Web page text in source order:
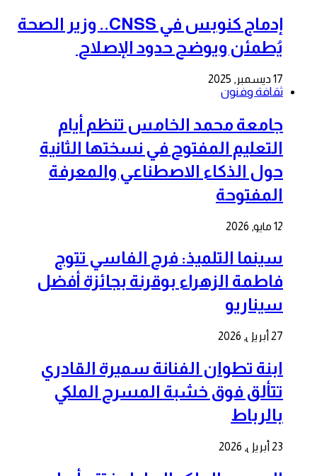
إدماج كنوبس في CNSS.. وزير الصحة
يُطمئن ويوضح حدود الإصلاح
17 ديسمبر, 2025
ثقافة وفنون
جامعة محمد الخامس تنظم أيام
التعليم المفتوح في نسختها الثانية
حول الذكاء الاصطناعي والمعرفة
المفتوحة
12 مايو, 2026
سينما التلميذ: فرح الفاسي تتوج
فاطمة الزهراء بوقرنة بجائزة أفضل
سيناريو
27 أبريل, 2026
ابنة تطوان الفنانة سميرة القادري
تتألق فوق خشبة المسرح الملكي
بالرباط
23 أبريل, 2026